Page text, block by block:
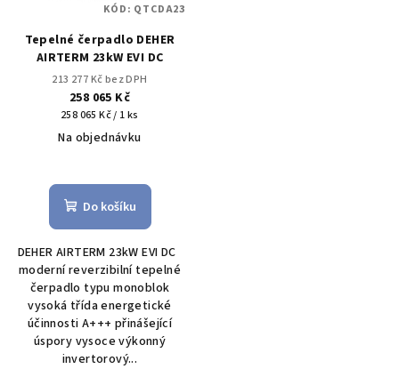
Tepelné čerpadlo DEHER
AIRTERM 23kW EVI DC
213 277 Kč bez DPH
258 065 Kč
Měrná
cena:
258 065 Kč / 1 ks
Na objednávku
hodnocení
produktu
z
5
hvězdiček.
Do košíku
DEHER AIRTERM 23kW EVI DC
moderní reverzibilní tepelné
čerpadlo typu monoblok
vysoká třída energetické
účinnosti A+++ přinášející
úspory vysoce výkonný
invertorový...
KÓD: QTCDA23